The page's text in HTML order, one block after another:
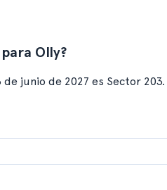
Olly?
de junio de 2027 es Sector